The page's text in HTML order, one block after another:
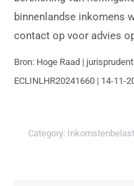
binnenlandse inkomens
contact op voor advies
Bron: Hoge Raad |
ECLINLHR20241660 | 14-11-
Category: